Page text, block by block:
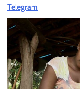
Telegram